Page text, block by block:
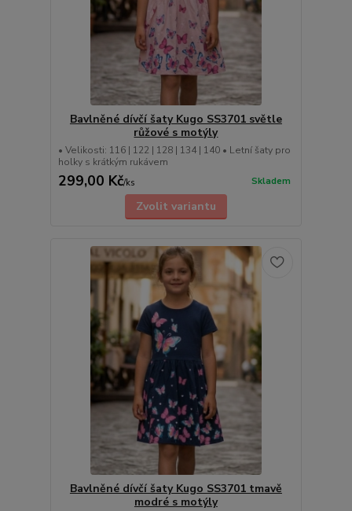
Bavlněné dívčí šaty Kugo SS3701 světle
růžové s motýly
• Velikosti: 116 | 122 | 128 | 134 | 140 • Letní šaty pro
holky s krátkým rukávem
299,00 Kč/ks Skladem
Zvolit variantu
Bavlněné dívčí šaty Kugo SS3701 tmavě
modré s motýly